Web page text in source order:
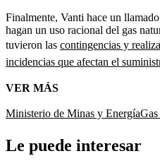
Finalmente, Vanti hace un
hagan un uso racional del gas
tuvieron las contingencias y
incidencias que afectan el
VER MÁS
Ministerio de Minas y Energía
Le puede interesar